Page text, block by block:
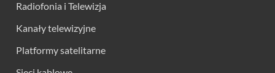
Radiofonia i Telewizja
Kanały telewizyjne
Platformy satelitarne